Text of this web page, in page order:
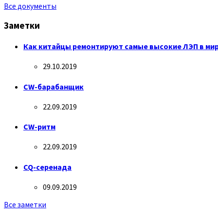
Все документы
Заметки
Как китайцы ремонтируют самые высокие ЛЭП в
29.10.2019
CW-барабанщик
22.09.2019
CW-ритм
22.09.2019
CQ-серенада
09.09.2019
Все заметки